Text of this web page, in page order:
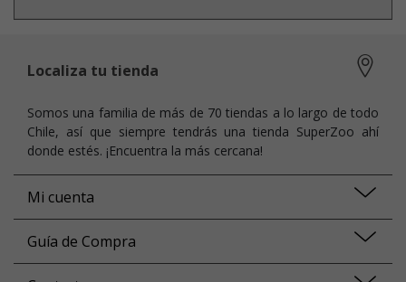
Localiza tu tienda
Somos una familia de más de 70 tiendas a lo largo de todo
Chile, así que siempre tendrás una tienda SuperZoo ahí
donde estés. ¡Encuentra la más cercana!
Mi cuenta
Guía de Compra